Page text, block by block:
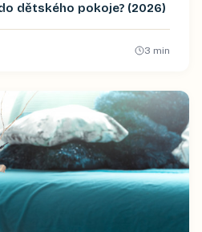
dětského pokoje? (2026)
3 min